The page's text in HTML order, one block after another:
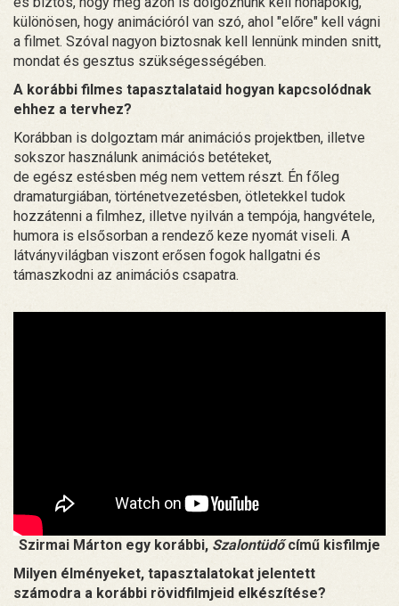
különösen, hogy animációról van szó, ahol "előre" kell vágni
a filmet. Szóval nagyon biztosnak kell lennünk minden snitt,
mondat és gesztus szükségességében.
A korábbi filmes tapasztalataid hogyan kapcsolódnak
ehhez a tervhez?
Korábban is dolgoztam már animációs projektben, illetve
sokszor használunk animációs betéteket,
de egész estésben még nem vettem részt. Én főleg
dramaturgiában, történetvezetésben, ötletekkel tudok
hozzátenni a filmhez, illetve nyilván a tempója, hangvétele,
humora is elsősorban a rendező keze nyomát viseli. A
látványvilágban viszont erősen fogok hallgatni és
támaszkodni az animációs csapatra.
Szirmai Márton egy korábbi, Szalontüdőcímű kisfilmje
Milyen élményeket, tapasztalatokat jelentett
számodra a korábbi rövidfilmjeid elkészítése?